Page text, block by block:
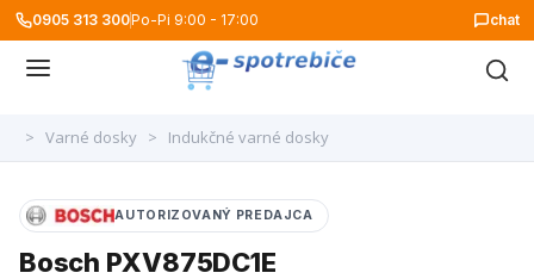
0905 313 300Po-Pi 9:00 - 17:00 chat
> Varné dosky > Indukčné varné dosky
AUTORIZOVANÝ PREDAJCA
Bosch PXV875DC1E